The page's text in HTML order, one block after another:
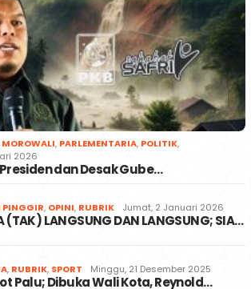
MOROWALI, PARLEMENTARIA, POLITIK,
2026
dan Desak Gube…
, OPINI, RUBRIK Jumat, 2 Januari 2026
(TAK) LANGSUNG DAN LANGSUNG; SIA…
, RUBRIK, SPORT Minggu, 21 Desember 2025
Palu; Dibuka Wali Kota, Reynold…